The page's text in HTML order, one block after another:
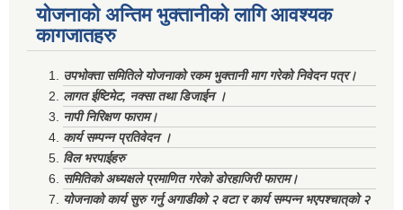
योजनाको अन्तिम भुक्तानीको लागि आवश्यक
कागजातहरु
उपभोक्ता समितिले योजनाको रकम भुक्तानी माग गरेको निवेदन पत्र।
लागत ईष्टिमेट, नक्सा तथा डिजाईन ।
नापी निरिक्षण फाराम।
कार्य सम्पन्न प्रतिवेदन ।
विल भरपाईहरु
समितिको अध्यक्षले प्रमाणित गरेको डोरहाजिरी फाराम।
योजनाको कार्य सुरु गर्नु अगाडीको २ वटा र कार्य सम्पन्न भएपश्चात्‌को २